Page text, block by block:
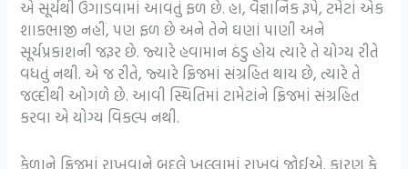
એ સૂર્યથી ઉગાડવામાં આવતું ફળ છે. હા, વૈજ્ઞાનિક રૂપે, ટમેટાં એક
શાકભાજી નહીં, પણ ફળ છે અને તેને ઘણાં પાણી અને
સૂર્યપ્રકાશની જરૂર છે. જ્યારે હવામાન ઠંડુ હોય ત્યારે તે યોગ્ય રીતે
વધતું નથી. એ જ રીતે, જ્યારે ફ્રિજમાં સંગ્રહિત થાય છે, ત્યારે તે
જલ્દીથી ઓગળે છે. આવી સ્થિતિમાં ટામેટાંને ફ્રિજમાં સંગ્રહિત
કરવા એ યોગ્ય વિકલ્પ નથી.
કેળાને ફ્રિજમાં રાખવાને બદલે ખુલ્લામાં રાખવું જોઈએ. કારણ કે